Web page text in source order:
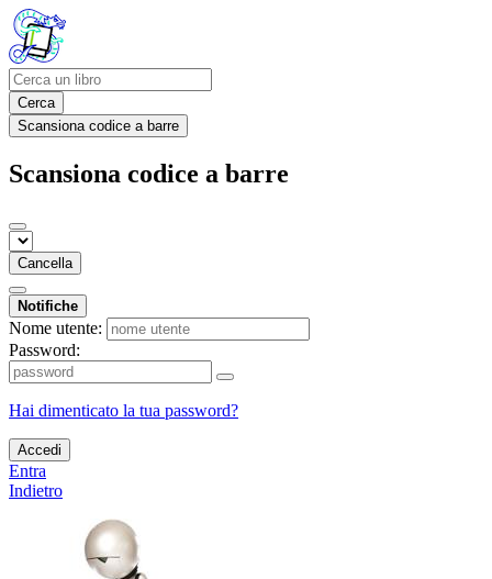
Cerca
Scansiona codice a barre
Scansiona codice a barre
Cancella
Notifiche
Nome utente:
Password:
Hai dimenticato la tua password?
Accedi
Entra
Indietro